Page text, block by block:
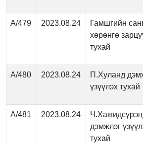
А/479 2023.08.24
Гамшгийн
хөрөнгө
тухай
А/480 2023.08.24
П.Хуланд
үзүүлэх тухай
А/481 2023.08.24
дэмжлэг
тухай